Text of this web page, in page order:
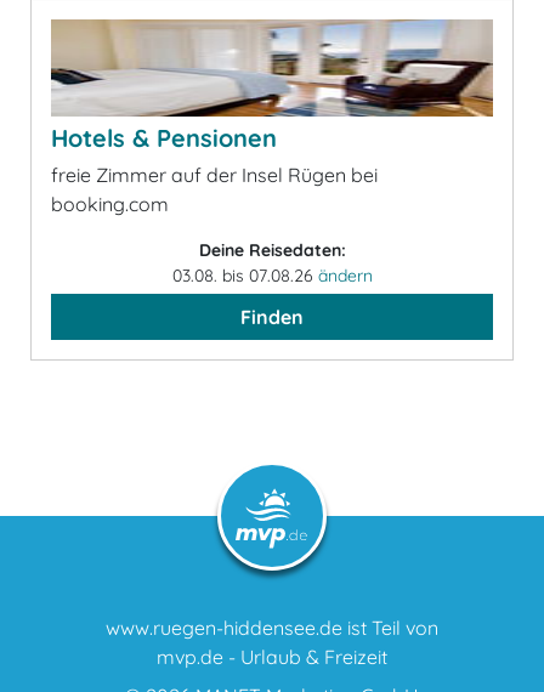
Hotels & Pensionen
freie Zimmer auf der Insel Rügen bei
booking.com
Deine Reisedaten:
03.08. bis 07.08.26 ändern
Finden
www.ruegen-hiddensee.de ist Teil von
mvp.de - Urlaub & Freizeit